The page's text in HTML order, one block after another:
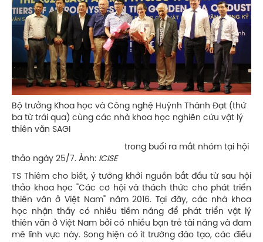
Bộ trưởng Khoa học và Công nghệ Huỳnh Thành Đạt (thứ
ba từ trái qua) cùng các nhà khoa học nghiên cứu vật lý
thiên văn SAGI
trong buổi ra mắt nhóm tại hội
thảo ngày 25/7. Ảnh: ICISE
TS Thiêm cho biết, ý tưởng khởi nguồn bắt đầu từ sau hội
thảo khoa học "Các cơ hội và thách thức cho phát triển
thiên văn ở Việt Nam" năm 2016. Tại đây, các nhà khoa
học nhận thấy có nhiều tiềm năng để phát triển vật lý
thiên văn ở Việt Nam bởi có nhiều bạn trẻ tài năng và đam
mê lĩnh vực này. Song hiện có ít trường đào tạo, các điều